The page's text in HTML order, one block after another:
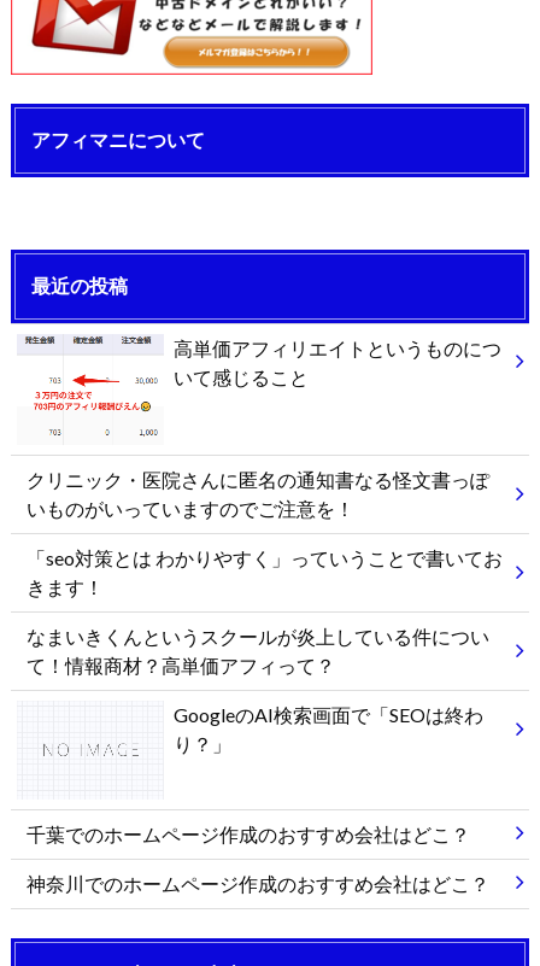
アフィマニについて
最近の投稿
高単価アフィリエイトというものにつ
いて感じること
クリニック・医院さんに匿名の通知書なる怪文書っぽ
いものがいっていますのでご注意を！
「seo対策とは わかりやすく」っていうことで書いてお
きます！
なまいきくんというスクールが炎上している件につい
て！情報商材？高単価アフィって？
GoogleのAI検索画面で「SEOは終わ
り？」
千葉でのホームページ作成のおすすめ会社はどこ？
神奈川でのホームページ作成のおすすめ会社はどこ？